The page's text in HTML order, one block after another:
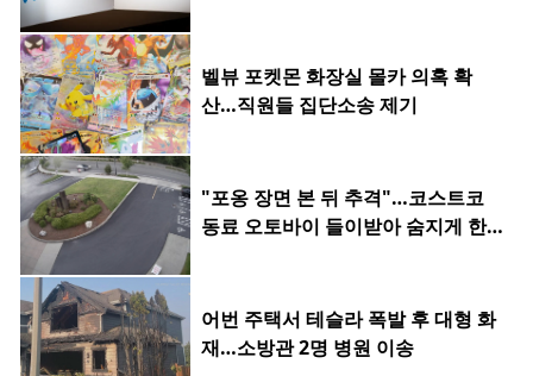
벨뷰 포켓몬 화장실 몰카 의혹 확
산…직원들 집단소송 제기
"포옹 장면 본 뒤 추격"…코스트코
동료 오토바이 들이받아 숨지게 한 2
어번 주택서 테슬라 폭발 후 대형 화
재…소방관 2명 병원 이송